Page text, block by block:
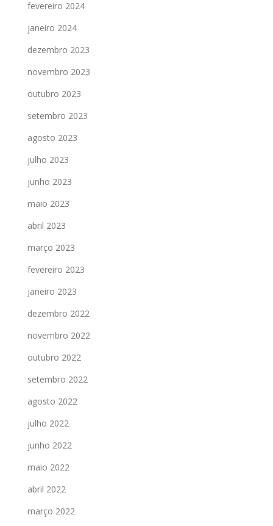
fevereiro 2024
janeiro 2024
dezembro 2023
novembro 2023
outubro 2023
setembro 2023
agosto 2023
julho 2023
junho 2023
maio 2023
abril 2023
março 2023
fevereiro 2023
janeiro 2023
dezembro 2022
novembro 2022
outubro 2022
setembro 2022
agosto 2022
julho 2022
junho 2022
maio 2022
abril 2022
março 2022